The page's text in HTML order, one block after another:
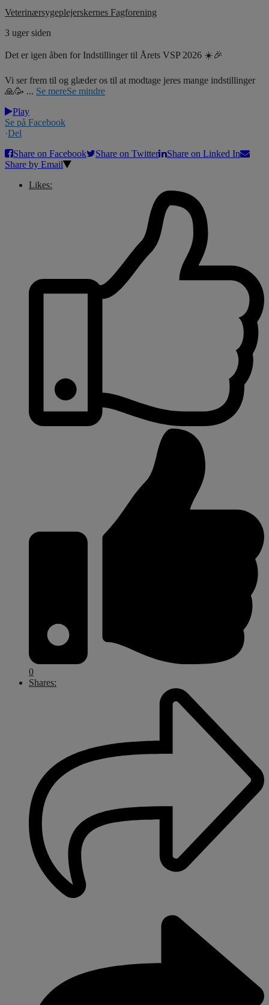
Veterinærsygeplejerskernes Fagforening
3 uger siden
Det er igen åben for Indstillinger til Årets VSP 2026 ☀️🎉
Vi ser frem til og glæder os til at modtage jeres mange indstillinger
🙏🥳 ... Se mereSe mindre
Play
Se på Facebook
·Del
Share on Facebook
Share on Twitter
Share on Linked In
Share by Email
Likes:
0
Shares: